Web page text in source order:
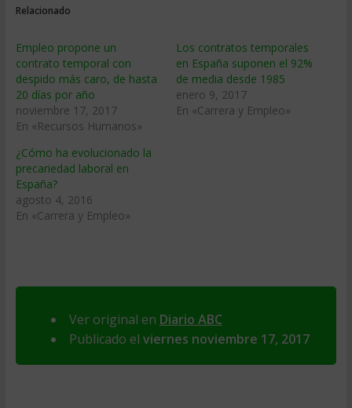
Relacionado
Empleo propone un
contrato temporal con
despido más caro, de hasta
20 días por año
noviembre 17, 2017
En «Recursos Humanos»
Los contratos temporales
en España suponen el 92%
de media desde 1985
enero 9, 2017
En «Carrera y Empleo»
¿Cómo ha evolucionado la
precariedad laboral en
España?
agosto 4, 2016
En «Carrera y Empleo»
Ver original en Diario ABC
Publicado el viernes noviembre 17, 2017